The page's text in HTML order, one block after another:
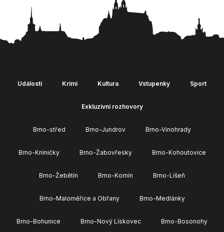
Události Krimi Kultura Vstupenky Sport
Exkluzivní rozhovory
Brno-střed Brno-Jundrov Brno-Vinohrady
Brno-Kníničky Brno-Žabovřesky Brno-Kohoutovice
Brno-Žebětín Brno-Komín Brno-Líšeň
Brno-Maloměřice a Obřany Brno-Medlánky
Brno-Bohunice Brno-Nový Lískovec Brno-Bosonohy